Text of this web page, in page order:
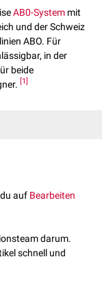
AB0-System mit
und der Schweiz
ABO. Für
in der
beide
1
Blood Group ‘O’ or
auf Bearbeiten
darum.
schnell und